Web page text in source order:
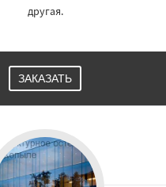
другая.
ЗАКАЗАТЬ